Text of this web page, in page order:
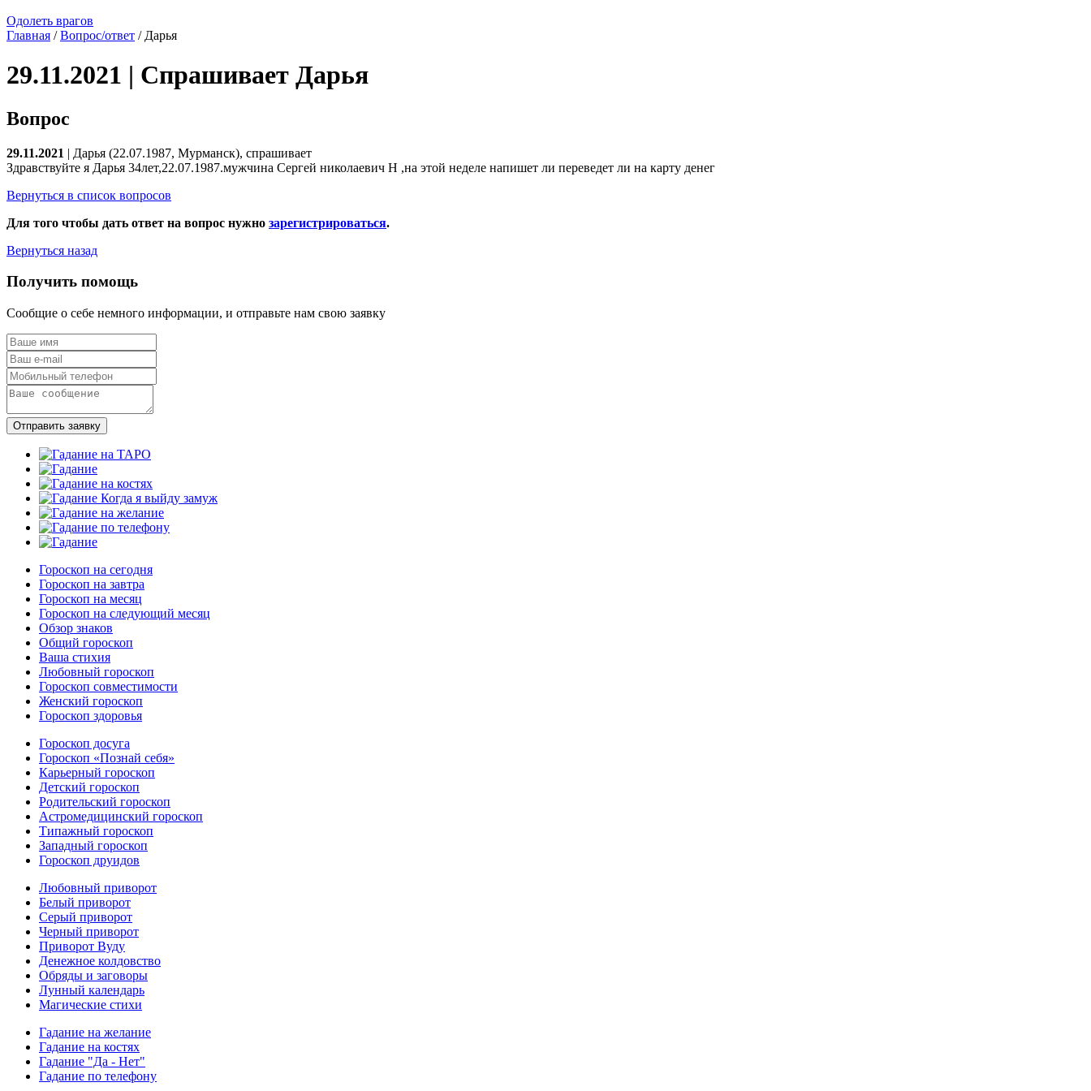
Одолеть врагов
Главная /Вопрос/ответ / Дарья
29.11.2021 | Спрашивает Дарья
Вопрос
29.11.2021 | Дарья (22.07.1987, Мурманск), спрашивает
Здравствуйте я Дарья 34лет,22.07.1987.мужчина Сергей николаевич Н ,на этой неделе напишет ли переведет ли на карту денег
Вернуться в список вопросов
Для того чтобы дать ответ на вопрос нужно зарегистрироваться.
Вернуться назад
Получить помощь
Сообщие о себе немного информации, и отправьте нам свою заявку
Отправить заявку
Гороскоп на сегодня
Гороскоп на завтра
Гороскоп на месяц
Гороскоп на следующий месяц
Обзор знаков
Общий гороскоп
Ваша стихия
Любовный гороскоп
Гороскоп совместимости
Женский гороскоп
Гороскоп здоровья
Гороскоп досуга
Гороскоп «Познай себя»
Карьерный гороскоп
Детский гороскоп
Родительский гороскоп
Астромедицинский гороскоп
Типажный гороскоп
Западный гороскоп
Гороскоп друидов
Любовный приворот
Белый приворот
Серый приворот
Черный приворот
Приворот Вуду
Денежное колдовство
Обряды и заговоры
Лунный календарь
Магические стихи
Гадание на желание
Гадание на костях
Гадание "Да - Нет"
Гадание по телефону